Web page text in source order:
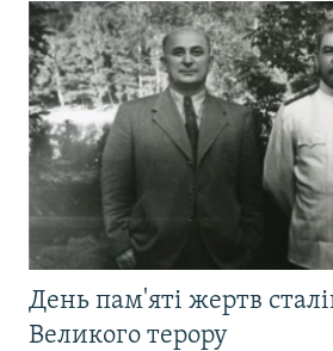
День пам'яті жертв
Великого терору